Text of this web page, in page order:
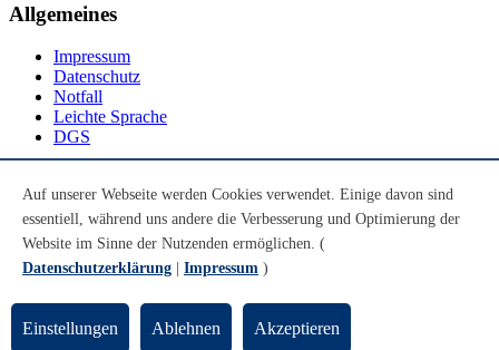
Allgemeines
Impressum
Datenschutz
Notfall
Leichte Sprache
DGS
Youtube
Instagram
LinkedIn
© Universität Bremen 2026
Auf unserer Webseite werden Cookies verwendet. Einige davon sind
essentiell, während uns andere die Verbesserung und Optimierung der
Website im Sinne der Nutzenden ermöglichen. (
Datenschutzerklärung
Impressum )
Einstellungen Ablehnen Akzeptieren